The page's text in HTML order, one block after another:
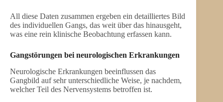
All diese Daten zusammen ergeben ein detailliertes Bild
des individuellen Gangs, das weit über das hinausgeht,
was eine rein klinische Beobachtung erfassen kann.
Gangstörungen bei neurologischen Erkrankungen
Neurologische Erkrankungen beeinflussen das
Gangbild auf sehr unterschiedliche Weise, je nachdem,
welcher Teil des Nervensystems betroffen ist.